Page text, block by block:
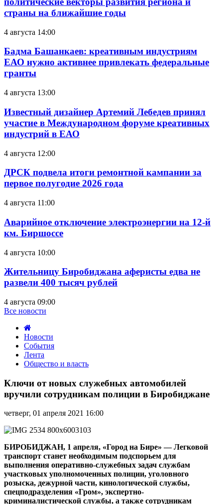
страны на ближайшие годы
4 августа 14:00
Бадма Башанкаев: креативным индустриям
ЕАО нужно активнее привлекать федеральные
гранты
4 августа 13:00
Известный дизайнер Артемий Лебедев принял
участие в Международном форуме креативных
индустрий в ЕАО
4 августа 12:00
ДРСК подвела итоги ремонтной кампании за
первое полугодие 2026 года
4 августа 11:00
Аварийное отключение электроэнергии на 12-й
км. Биршоссе
4 августа 10:00
Жительницу Биробиджана аферисты едва не
развели 400 тысяч рублей
4 августа 09:00
Все новости
Новости
События
Лента
Общество и власть
от
служебных
вручили
сотрудникам
полиции
в
Биробиджане
Ключи от новых служебных автомобилей
вручили сотрудникам полиции в Биробиджане
четверг, 01 апреля 2021 16:00
БИРОБИДЖАН, 1 апреля, «Город на Бире» —Легковой
транспорт станет необходимым подспорьем для
выполнения оперативно-служебных задач службам
участковых уполномоченных полиции, уголовного
розыска, дежурной части, кинологической службы,
спецподразделения «Гром», экспертно-
криминалистической службы, а также сотрудникам